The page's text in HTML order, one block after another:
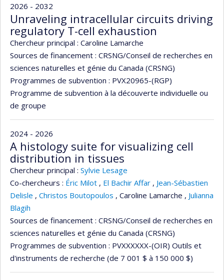
2026 - 2032
Unraveling intracellular circuits driving
regulatory T-cell exhaustion
Chercheur principal : Caroline Lamarche
Sources de financement : CRSNG/Conseil de recherches en
sciences naturelles et génie du Canada (CRSNG)
Programmes de subvention : PVX20965-(RGP)
Programme de subvention à la découverte individuelle ou
de groupe
2024 - 2026
A histology suite for visualizing cell
distribution in tissues
Chercheur principal : Sylvie Lesage
Co-chercheurs : Éric Milot , El Bachir Affar , Jean-Sébastien
Delisle , Christos Boutopoulos , Caroline Lamarche , Julianna
Blagih
Sources de financement : CRSNG/Conseil de recherches en
sciences naturelles et génie du Canada (CRSNG)
Programmes de subvention : PVXXXXXX-(OIR) Outils et
d'instruments de recherche (de 7 001 $ à 150 000 $)